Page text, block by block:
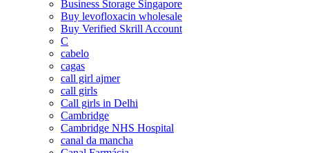
Business Storage Singapore
Buy levofloxacin wholesale
Buy Verified Skrill Account
C
cabelo
cagas
call girl ajmer
call girls
Call girls in Delhi
Cambridge
Cambridge NHS Hospital
canal da mancha